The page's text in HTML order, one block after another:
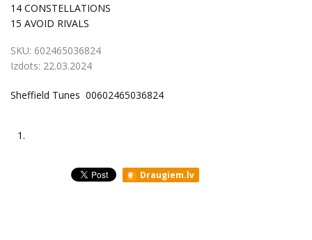
14 CONSTELLATIONS
15 AVOID RIVALS
SKU: 602465036824
Izdots: 22.03.2024
Sheffield Tunes 00602465036824
1.
Draugiem.lv